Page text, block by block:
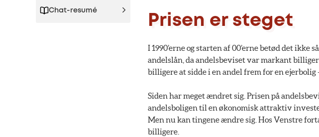
Chat-resumé
Prisen er steget
I 1990’erne og starten af 00’erne betød det ikke
andelslån, da andelsbeviset var markant
billigere at sidde i en andel frem for en ejerbolig
Siden har meget ændret sig. Prisen på
andelsboligen til en økonomisk attraktiv
Men nu kan tingene ændre sig. Hos Venstre
billigere.